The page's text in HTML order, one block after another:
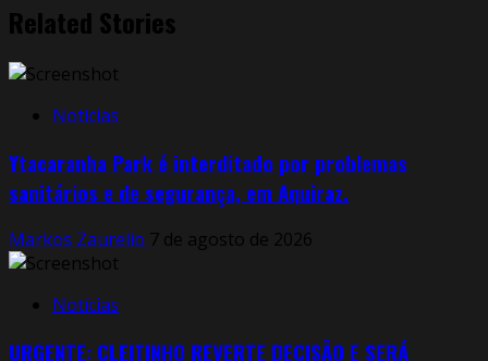
Related Stories
Notícias
Ytacaranha Park é interditado por problemas
sanitários e de segurança, em Aquiraz.
Markos Zaurelio 7 de agosto de 2026
Notícias
URGENTE: CLEITINHO REVERTE DECISÃO E SERÁ